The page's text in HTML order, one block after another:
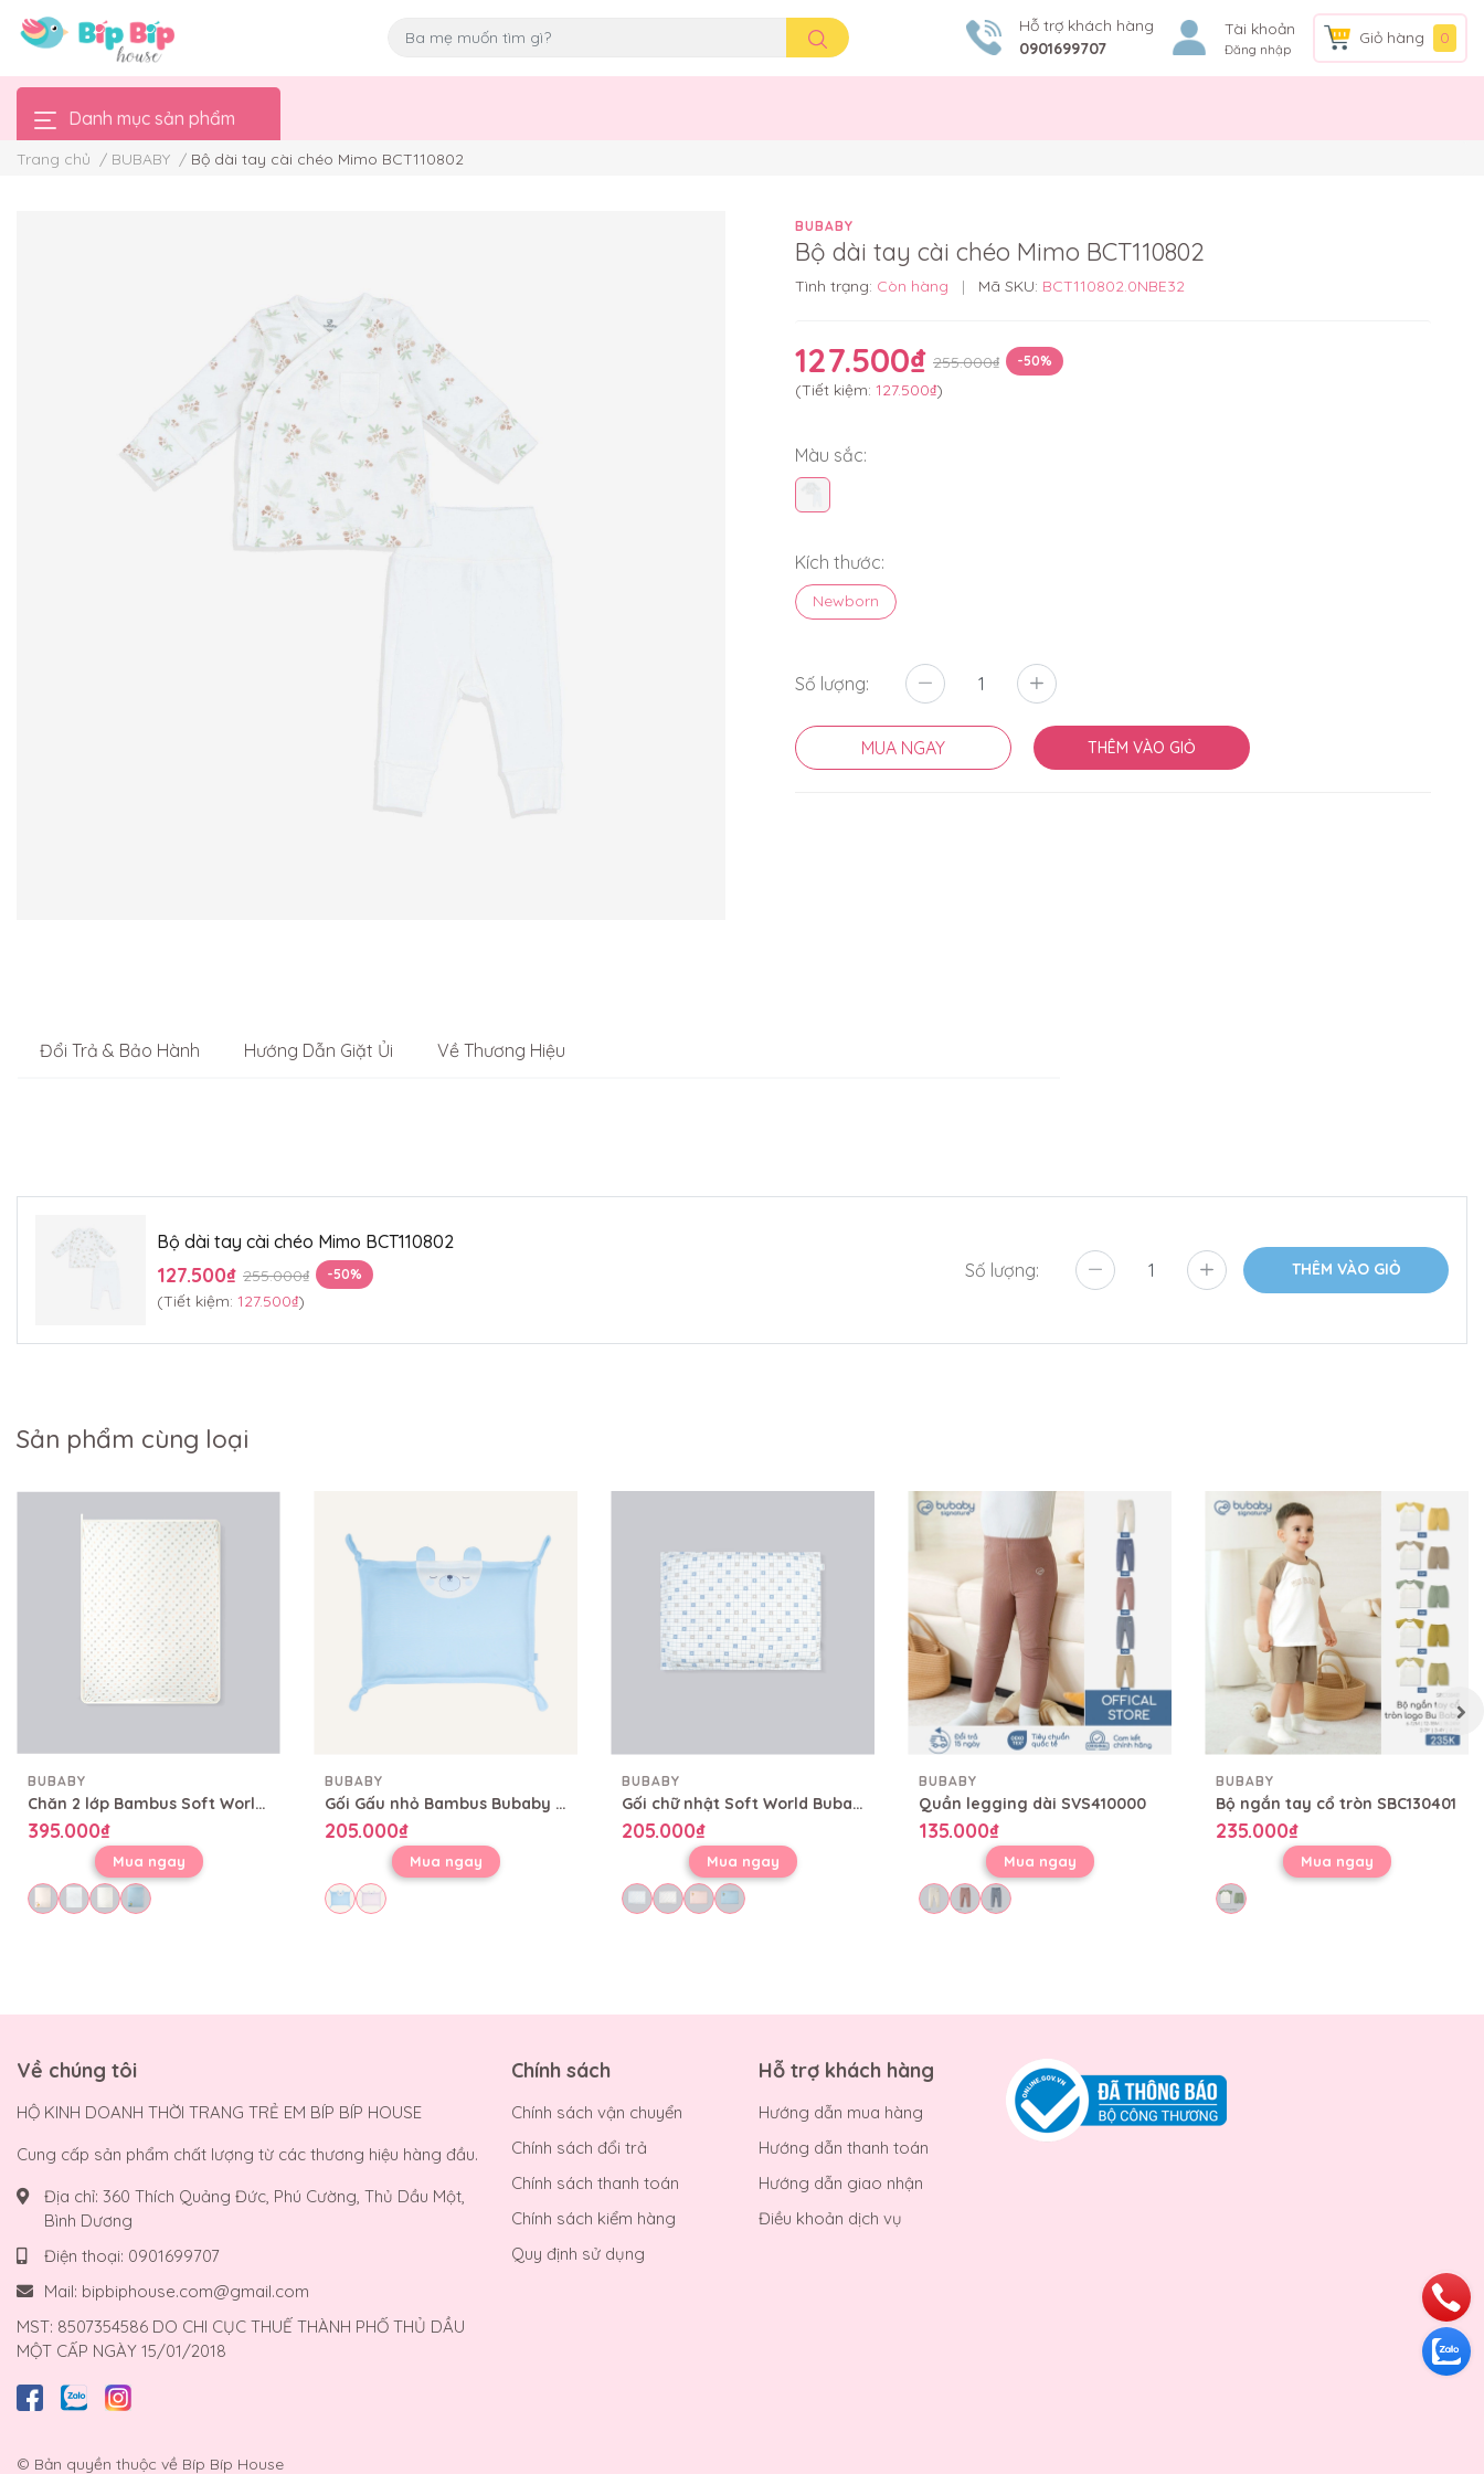
Hỗ trợ khách hàng
0901699707
Tài khoản
Đăng nhập
Giỏ hàng 0
Danh mục sản phẩm
Trang chủ / BUBABY / Bộ dài tay cài chéo Mimo BCT110802
BUBABY
Bộ dài tay cài chéo Mimo BCT110802
Tình trạng: Còn hàng | Mã SKU: BCT110802.0NBE32
127.500₫ 255.000₫ -50%
(Tiết kiệm: 127.500₫)
Màu sắc:
Kích thước:
Newborn
Số lượng:
MUA NGAY THÊM VÀO GIỎ
Đổi Trả & Bảo Hành Hướng Dẫn Giặt Ủi Về Thương Hiệu
Bộ dài tay cài chéo Mimo BCT110802
127.500₫ 255.000₫ -50%
(Tiết kiệm: 127.500₫)
Số lượng: THÊM VÀO GIỎ
Sản phẩm cùng loại
BUBABY
Chăn 2 lớp Bambus Soft World Bubaby 80x100 cm CBB08002L
395.000₫
Mua ngay
BUBABY
Gối Gấu nhỏ Bambus Bubaby CBB0500GN
205.000₫
Mua ngay
BUBABY
Gối chữ nhật Soft World Bubaby 30x40cm CBB0500CN
205.000₫
Mua ngay
BUBABY
Quần legging dài SVS410000
135.000₫
Mua ngay
BUBABY
Bộ ngắn tay cổ tròn SBC130401
235.000₫
Mua ngay
Về chúng tôi
HỘ KINH DOANH THỜI TRANG TRẺ EM BÍP BÍP HOUSE
Cung cấp sản phẩm chất lượng từ các thương hiệu hàng đầu.
Địa chỉ: 360 Thích Quảng Đức, Phú Cường, Thủ Dầu Một,
Bình Dương
Điện thoại: 0901699707
Mail: bipbiphouse.com@gmail.com
MST: 8507354586 DO CHI CỤC THUẾ THÀNH PHỐ THỦ DẦU
MỘT CẤP NGÀY 15/01/2018
Chính sách
Chính sách vận chuyển
Chính sách đổi trả
Chính sách thanh toán
Chính sách kiểm hàng
Quy định sử dụng
Hỗ trợ khách hàng
Hướng dẫn mua hàng
Hướng dẫn thanh toán
Hướng dẫn giao nhận
Điều khoản dịch vụ
© Bản quyền thuộc về Bíp Bíp House